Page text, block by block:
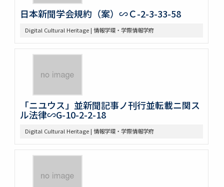
日本新聞学会規約（案）∽Ｃ-2-3-33-58
Digital Cultural Heritage | 情報学環・学際情報学府
「ニユウス」並新聞記事ノ刊行並転載ニ関ス
ル法律∽G-10-2-2-18
Digital Cultural Heritage | 情報学環・学際情報学府